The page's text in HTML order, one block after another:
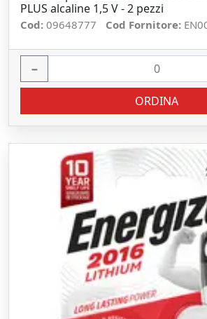
PLUS alcaline 1,5 V - 2 pezzi
Cod: 09648777 Cod Fornitore:
−
ORDINA